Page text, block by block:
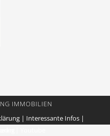
IMMOBILIEN
| Interessante Infos |